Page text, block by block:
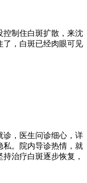
控制住白斑扩散，来沈
了，白斑已经肉眼可见
诊，医生问诊细心，详
私。院内导诊热情，就
治疗白斑逐步恢复，